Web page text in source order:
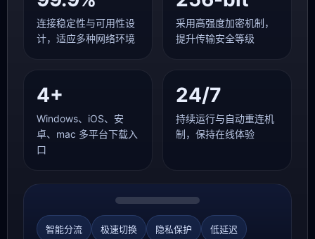
连接稳定性与可用性设
计，适应多种网络环境
采用高强度加密机制，
提升传输安全等级
4+
Windows、iOS、安
卓、mac 多平台下载入
口
24/7
持续运行与自动重连机
制，保持在线体验
智能分流 极速切换 隐私保护 低延迟